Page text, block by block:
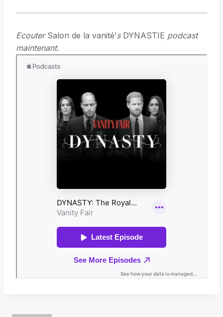
EcouterSalon de la vanité’sDYNASTIE podcast
maintenant.